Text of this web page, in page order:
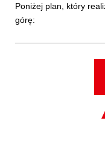
Poniżej plan, który
górę: